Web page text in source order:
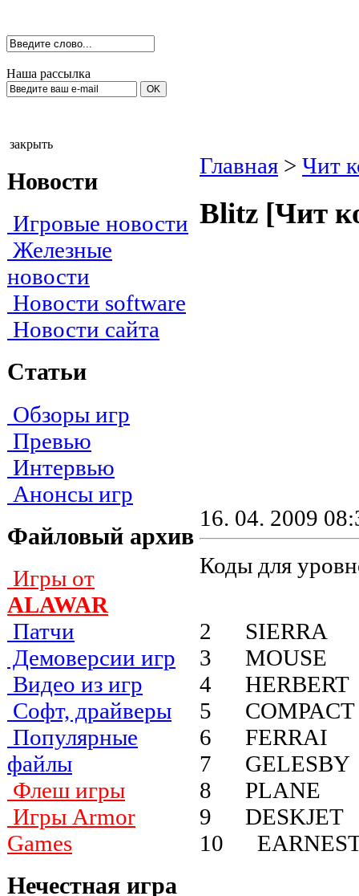
Наша рассылка
закрыть
Новости
Игровые новости
Железные
новости
Новости software
Новости сайта
Статьи
Обзоры игр
Превью
Интервью
Анонсы игр
Файловый архив
Игры от
ALAWAR
Патчи
Демоверсии игр
Видео из игр
Софт, драйверы
Популярные
файлы
Флеш игры
Игры Armor
Games
Нечестная игра
Главная > Чит
Вlitz [Чит
16. 04. 2009
Коды для
2 SIERRA
3 MOUSE
4 HERBERT
5 COMPACT
6 FERRAI
7 GELESBY
8 PLANE
9 DESKJET
10